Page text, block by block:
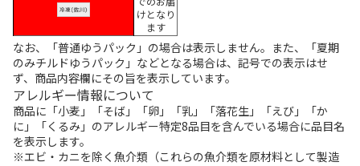
けとなり
ます
なお、「普通ゆうパック」の場合は表示しません。また、「夏期
のみチルドゆうパック」などとなる場合は、記号での表示はせ
ず、商品内容欄にその旨を表示しています。
アレルギー情報について
商品に「小麦」「そば」「卵」「乳」「落花生」「えび」「か
に」「くるみ」のアレルギー特定8品目を含んでいる場合に品目名
を表示します。
※エビ・カニを除く魚介類（これらの魚介類を原材料として製造